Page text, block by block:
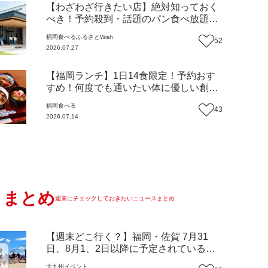
【わざわざ行きたい店】絶対知っておく
べき！予約殺到・話題のパン食べ放題が
ン『bound garden』（福岡・新宮町）
福岡食べるふるさとWish
2026.07.27
52
【福岡ランチ】1日14食限定！予約おす
すめ！何度でも通いたい体に優しい創作
市）【まち歩き】
福岡食べる
2026.07.14
43
まとめ週末にチェックしておきたいニュースまとめ
【週末どこ行く？】福岡・佐賀 7月31
日、8月1、2日以降に予定されているイ
北九州 イベント